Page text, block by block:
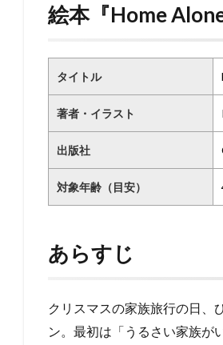
絵本『Home
タイトル
著者・イラスト
出版社
対象年齢（目安）
あらすじ
クリスマスの家族旅行の日、
ン。最初は「うるさい家族が